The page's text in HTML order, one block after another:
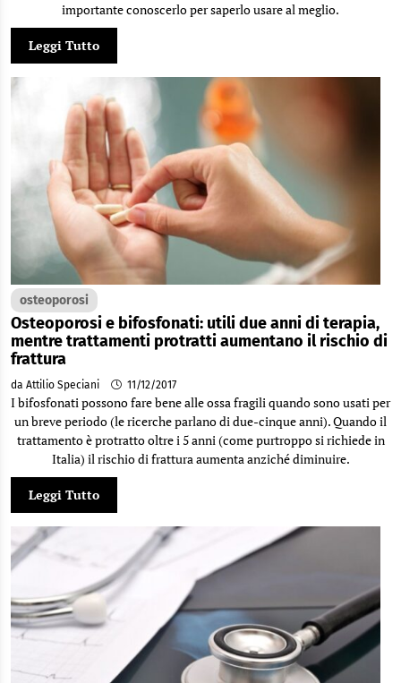
importante conoscerlo per saperlo usare al meglio.
Leggi Tutto
osteoporosi
Osteoporosi e bifosfonati: utili due anni di terapia,
mentre trattamenti protratti aumentano il rischio di
frattura
da Attilio Speciani 11/12/2017
I bifosfonati possono fare bene alle ossa fragili quando sono usati per
un breve periodo (le ricerche parlano di due-cinque anni). Quando il
trattamento è protratto oltre i 5 anni (come purtroppo si richiede in
Italia) il rischio di frattura aumenta anziché diminuire.
Leggi Tutto